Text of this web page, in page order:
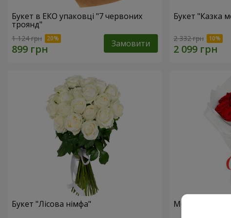
Букет в ЕКО упаковці "7 червоних
троянд"
1 124 грн Замовити
Букет "Казка
2 332 грн
Букет "Лісова німфа" Монобукет з